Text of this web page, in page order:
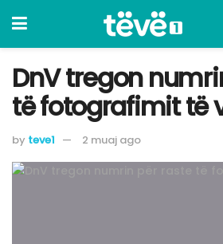
DnV tregon
të fotografimit të
by teve1 2 muaj ago